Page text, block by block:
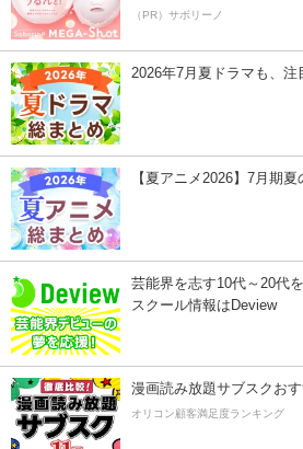
（PR）サボリーノ
2026年7月夏ドラマも、注
【夏アニメ2026】7月期
芸能界を志す10代～20代
スクール情報はDeview
漫画読み放題サブスクおす
オリコン顧客満足度ランキング